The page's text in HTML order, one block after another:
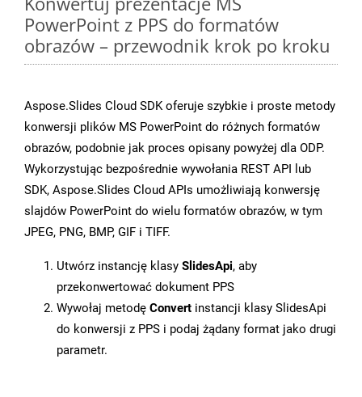
PowerPoint z PPS do formatów
obrazów – przewodnik krok po kroku
Aspose.Slides Cloud SDK oferuje szybkie i proste metody
konwersji plików MS PowerPoint do różnych formatów
obrazów, podobnie jak proces opisany powyżej dla ODP.
Wykorzystując bezpośrednie wywołania REST API lub
SDK, Aspose.Slides Cloud APIs umożliwiają konwersję
slajdów PowerPoint do wielu formatów obrazów, w tym
JPEG, PNG, BMP, GIF i TIFF.
Utwórz instancję klasy SlidesApi, aby
przekonwertować dokument PPS
Wywołaj metodę Convert instancji klasy SlidesApi
do konwersji z PPS i podaj żądany format jako drugi
parametr.